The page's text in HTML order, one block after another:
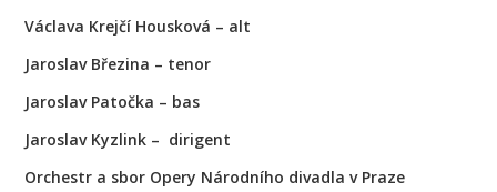
Václava Krejčí Housková – alt
Jaroslav Březina – tenor
Jaroslav Patočka – bas
Jaroslav Kyzlink – dirigent
Orchestr a sbor Opery Národního divadla v Praze